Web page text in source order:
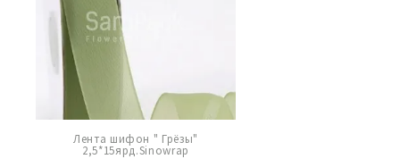
Лента шифон " Грёзы"
2,5*15ярд.Sinowrap